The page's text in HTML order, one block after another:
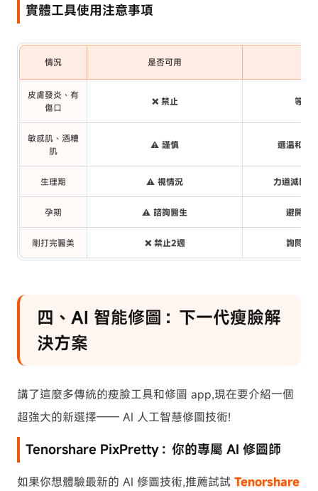
實體工具使用注意事項
情況 是否可用
皮膚發炎、有
傷口
❌ 禁止 等痊
敏感肌、酒糟
肌
⚠️ 謹慎 選溫和工
生理期 ⚠️ 視情況 力道減輕
孕期 ⚠️ 諮詢醫生 避開太
剛打完醫美 ❌ 禁止2週 詢問醫
四、AI 智能修圖：下一代瘦臉解
決方案
講了這麼多傳統的瘦臉工具和修圖 app,現在要介紹一個
超強大的新選擇—— AI 人工智慧修圖技術!
Tenorshare PixPretty：你的專屬 AI 修圖師
如果你想體驗最新的 AI 修圖技術,推薦試試 Tenorshare